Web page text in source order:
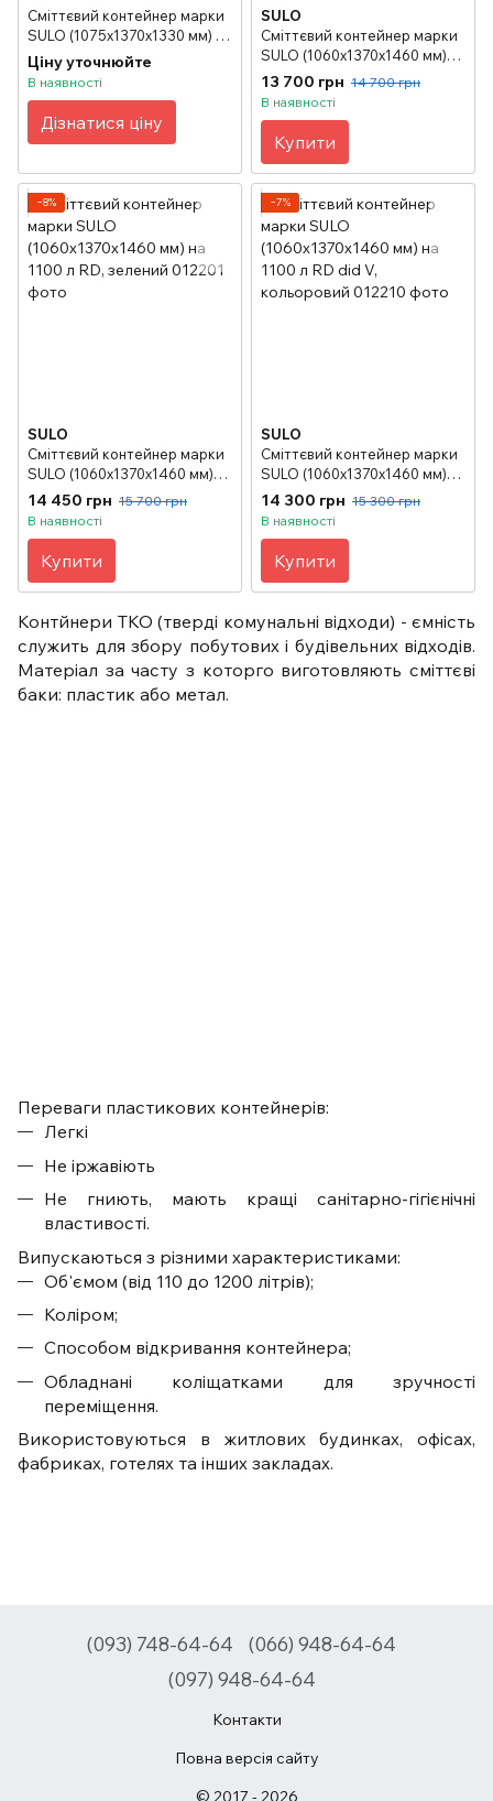
Сміттєвий контейнер марки
SULO (1075x1370х1330 мм) на
1100 л, кольорові
Ціну уточнюйте
В наявності
Дізнатися ціну
SULO
Сміттєвий контейнер марки
SULO (1060x1370х1460 мм)
на 1100 л RD, сірий
13 700 грн 14 700 грн
В наявності
Купити
−8%
SULO
Сміттєвий контейнер марки
SULO (1060x1370х1460 мм)
на 1100 л RD, зелений
14 450 грн 15 700 грн
В наявності
Купити
−7%
SULO
Сміттєвий контейнер марки
SULO (1060x1370х1460 мм)
на 1100 л RD did V,
кольоровий
14 300 грн 15 300 грн
В наявності
Купити
Контйнери ТКО (тверді комунальні відходи) - ємність
служить для збору побутових і будівельних відходів.
Матеріал за часту з которго виготовляють сміттєві
баки: пластик або метал.
Переваги пластикових контейнерів:
Легкі
Не іржавіють
Не гниють, мають кращі санітарно-гігієнічні
властивості.
Випускаються з різними характеристиками:
Об'ємом (від 110 до 1200 літрів);
Коліром;
Способом відкривання контейнера;
Обладнані коліщатками для зручності
переміщення.
Використовуються в житлових будинках, офісах,
фабриках, готелях та інших закладах.
(093) 748-64-64
(066) 948-64-64
(097) 948-64-64
Контакти
Повна версія сайту